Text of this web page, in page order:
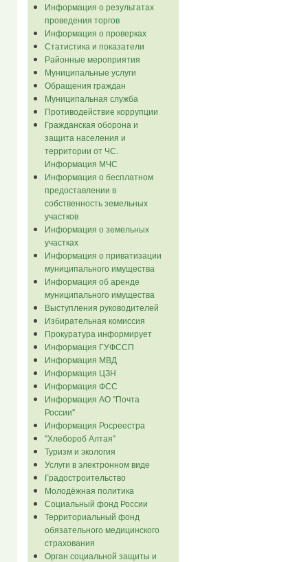
Информация о результатах
проведения торгов
Информация о проверках
Статистика и показатели
Районные мероприятия
Муниципальные услуги
Обращения граждан
Муниципальная служба
Противодействие коррупции
Гражданская оборона и
защита населения и
территории от ЧС.
Информация МЧС
Информация о бесплатном
предоставлении в
собственность земельных
участков
Информация о земельных
участках
Информация о приватизации
муниципального имущества
Информация об аренде
муниципального имущества
Выступления руководителей
Избирательная комиссия
Прокуратура информирует
Информация ГУФССП
Информация МВД
Информация ЦЗН
Информация ФСС
Информация АО "Почта
России"
Информация Росреестра
"Хлебороб Алтая"
Туризм и экология
Услуги в электронном виде
Градостроительство
Молодёжная политика
Социальный фонд России
Территориальный фонд
обязательного медицинского
страхования
Орган социальной защиты и